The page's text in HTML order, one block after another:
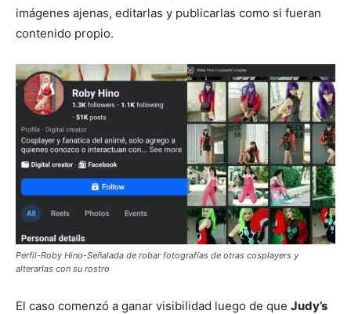
imágenes ajenas, editarlas y publicarlas como si fueran
contenido propio.
Perfil-Roby Hino-Señalada de robar fotografías de otras cosplayers y
alterarlas con su rostro
El caso comenzó a ganar visibilidad luego de que Judy’s